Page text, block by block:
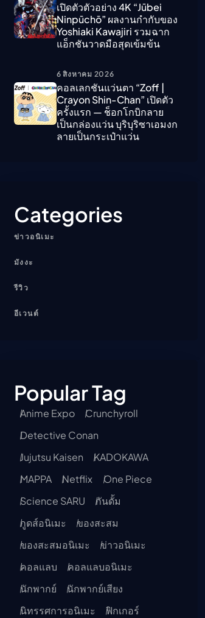
เปิดตัวตัวอย่าง 4K “Jūbei
Ninpūchō” ผลงานกำกับของ
Yoshiaki Kawajiri รวมฉาก
แอ็กชันวาดมือสุดเข้มข้น
6 สิงหาคม 2026
คอลเลกชันแว่นตา “Zoff |
Crayon Shin-Chan” เปิดตัว
ครั้งแรก — ช็อกโกบิกลาย
เป็นกล่องแว่น บุริบุริซาเอมงก
ลายเป็นกระเป๋าแว่น
Categories
ข่าวอนิเมะ
มังงะ
รีวิว
อีเวนต์
Popular Tag
Anime Expo
Crunchyroll
Detective Conan
Jujutsu Kaisen
KADOKAWA
MAPPA
Netflix
One Piece
Science SARU
กันดั้ม
กูดส์อนิเมะ
ของสะสม
ของสะสมอนิเมะ
ข่าวอนิเมะ
คอลแลบ
คอลแลบอนิเมะ
นักพากย์
นักพากย์เสียง
นิทรรศการอนิเมะ
ฟิกเกอร์